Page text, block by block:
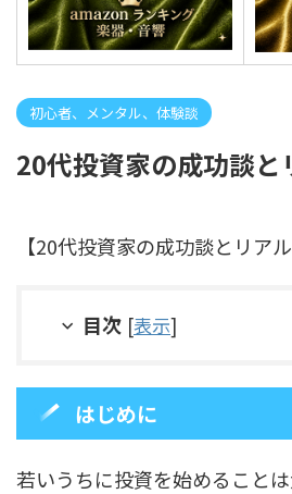
初心者、メンタル、体験談
20代投資家の成功談と
【20代投資家の成功談とリアル
目次 [表示]
はじめに
若いうちに投資を始めること